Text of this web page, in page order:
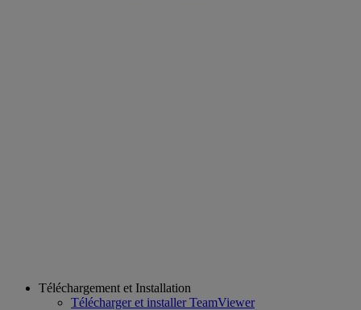
Téléchargement et Installation
Télécharger et installer TeamViewer